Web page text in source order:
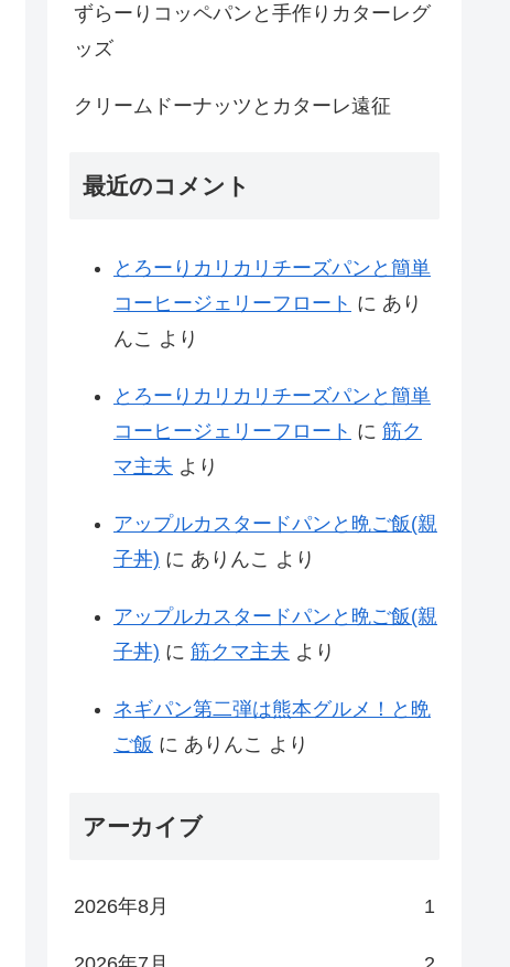
ずらーりコッペパンと手作りカターレグ
ッズ
クリームドーナッツとカターレ遠征
最近のコメント
とろーりカリカリチーズパンと簡単
コーヒージェリーフロート に あり
んこ より
とろーりカリカリチーズパンと簡単
コーヒージェリーフロート に 筋ク
マ主夫 より
アップルカスタードパンと晩ご飯(親
子丼) に ありんこ より
アップルカスタードパンと晩ご飯(親
子丼) に 筋クマ主夫 より
ネギパン第二弾は熊本グルメ！と晩
ご飯 に ありんこ より
アーカイブ
2026年8月 1